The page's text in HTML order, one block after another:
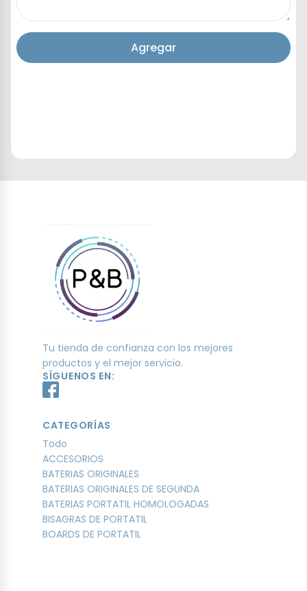
Agregar
Tu tienda de confianza con los mejores
productos y el mejor servicio.
SÍGUENOS EN:
CATEGORÍAS
Todo
ACCESORIOS
BATERIAS ORIGINALES
BATERIAS ORIGINALES DE SEGUNDA
BATERIAS PORTATIL HOMOLOGADAS
BISAGRAS DE PORTATIL
BOARDS DE PORTATIL